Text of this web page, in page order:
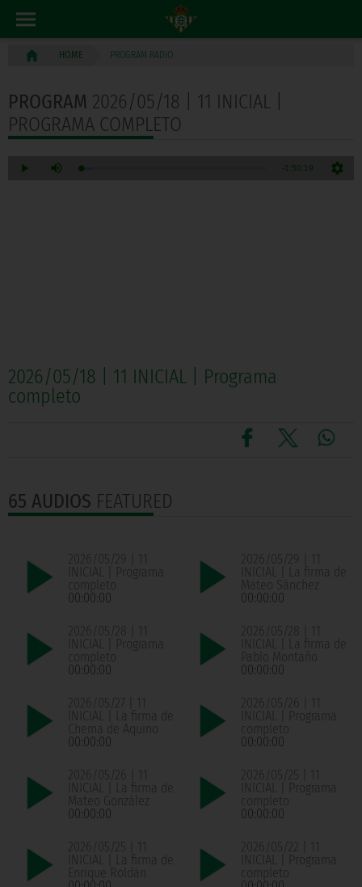
HOME PROGRAM RADIO
PROGRAM 2026/05/18 | 11 INICIAL |
PROGRAMA COMPLETO
2026/05/18 | 11 INICIAL | Programa
completo
65 AUDIOS FEATURED
2026/05/29 | 11
INICIAL | Programa
completo
00:00:00
2026/05/29 | 11
INICIAL | La firma de
Mateo Sánchez
00:00:00
2026/05/28 | 11
INICIAL | Programa
completo
00:00:00
2026/05/28 | 11
INICIAL | La firma de
Pablo Montaño
00:00:00
2026/05/27 | 11
INICIAL | La firma de
Chema de Aquino
00:00:00
2026/05/26 | 11
INICIAL | Programa
completo
00:00:00
2026/05/26 | 11
INICIAL | La firma de
Mateo González
00:00:00
2026/05/25 | 11
INICIAL | Programa
completo
00:00:00
2026/05/25 | 11
INICIAL | La firma de
Enrique Roldán
2026/05/22 | 11
INICIAL | Programa
completo